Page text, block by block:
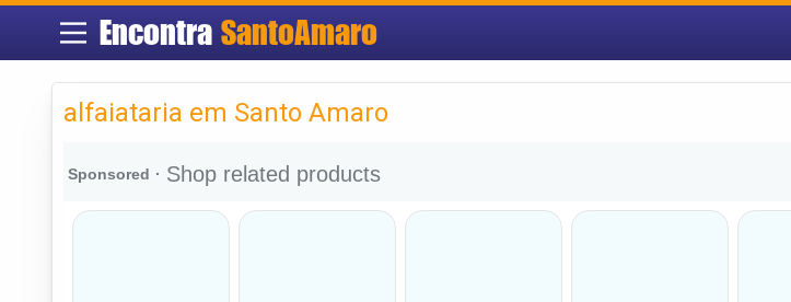
Encontra SantoAmaro
alfaiataria em Santo Amaro